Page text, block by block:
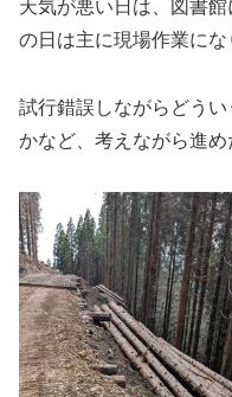
天気が悪い日は、図書
の日は主に現場作業にな
試行錯誤しながらどう
かなど、考えながら進め